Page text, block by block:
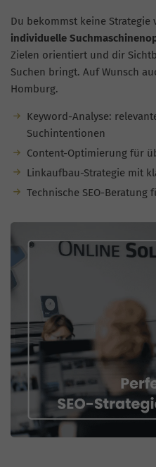
Du bekommst keine
individuelle
Zielen orientiert und dir
Suchen bringt. Auf Wunsch
Homburg.
Keyword-Analyse:
Suchintentionen
Content-Optimierung für
Linkaufbau-Strategie mit
Technische SEO-Beratung